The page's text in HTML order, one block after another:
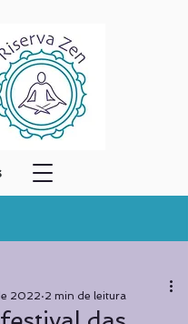
2022 2 min de leitura